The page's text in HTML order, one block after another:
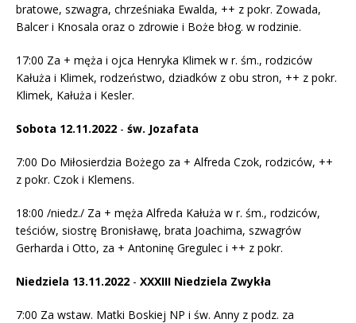
bratowe, szwagra, chrześniaka Ewalda, ++ z pokr. Zowada,
Balcer i Knosala oraz o zdrowie i Boże błog. w rodzinie.
17:00 Za + męża i ojca Henryka Klimek w r. śm., rodziców
Kałuża i Klimek, rodzeństwo, dziadków z obu stron, ++ z pokr.
Klimek, Kałuża i Kesler.
Sobota 12.11.2022 ​​- św. Jozafata
7:00 Do Miłosierdzia Bożego za + Alfreda Czok, rodziców, ++
z pokr. Czok i Klemens.
18:00 /niedz./ Za + męża Alfreda Kałuża w r. śm., rodziców,
teściów, siostrę Bronisławę, brata Joachima, szwagrów
Gerharda i Otto, za + Antoninę Gregulec i ++ z pokr.
Niedziela 13.11.2022 ​​- XXXIII Niedziela Zwykła
7:00 Za wstaw. Matki Boskiej NP i św. Anny z podz. za